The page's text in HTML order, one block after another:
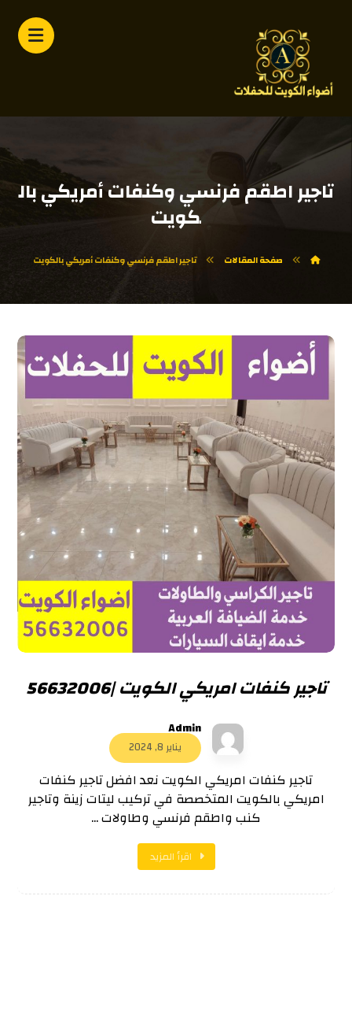
تاجير اطقم فرنسي وكنفات أمريكي بال
كويت
صفحة المقالات تاجير اطقم فرنسي وكنفات أمريكي بالكويت
تاجير كنفات امريكي الكويت |56632006
Admin
يناير 8, 2024
تاجير كنفات امريكي الكويت نعد افضل تاجير كنفات
امريكي بالكويت المتخصصة في تركيب ليتات زينة وتاجير
كنب واطقم فرنسي وطاولات ...
اقرأ المزيد